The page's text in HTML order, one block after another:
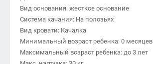
Вид основания: жесткое основание
Система качания: На полозьях
Вид кровати: Качалка
Минимальный возраст ребенка: 0 месяцев
Максимальный возраст ребенка: до 3 лет